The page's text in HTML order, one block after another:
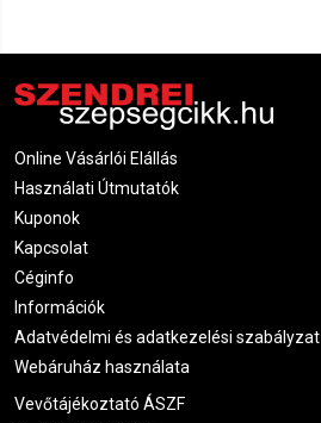
Online Vásárlói Elállás
Használati Útmutatók
Kuponok
Kapcsolat
Céginfo
Információk
Adatvédelmi és adatkezelési szabályzat
Webáruház használata
Vevőtájékoztató ÁSZF